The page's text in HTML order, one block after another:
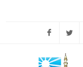
Facebook